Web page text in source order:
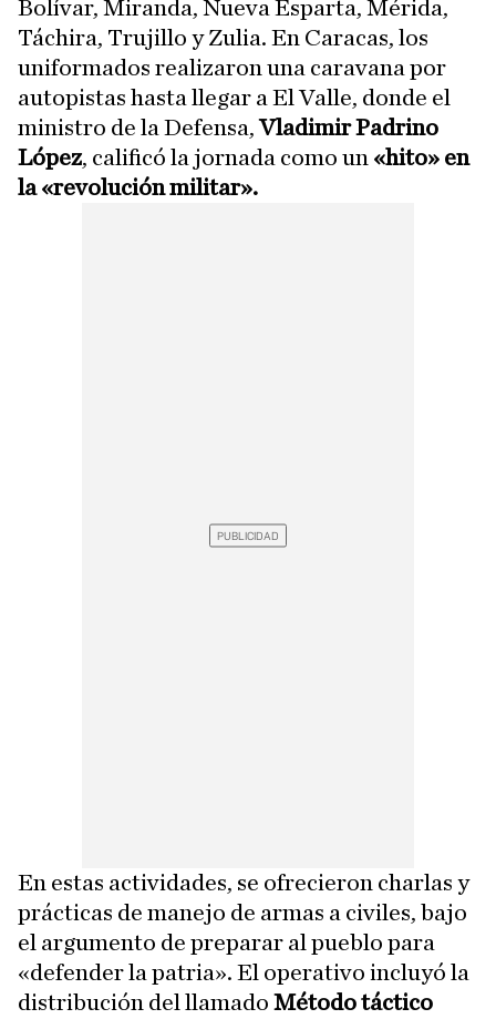
Bolívar, Miranda, Nueva Esparta, Mérida,
Táchira, Trujillo y Zulia. En Caracas, los
uniformados realizaron una caravana por
autopistas hasta llegar a El Valle, donde el
ministro de la Defensa,Vladimir Padrino
López, calificó la jornada como un «hito» en
la «revolución militar».
En estas actividades, se ofrecieron charlas y
prácticas de manejo de armas a civiles, bajo
el argumento de preparar al pueblo para
«defender la patria». El operativo incluyó la
distribución del llamado Método táctico